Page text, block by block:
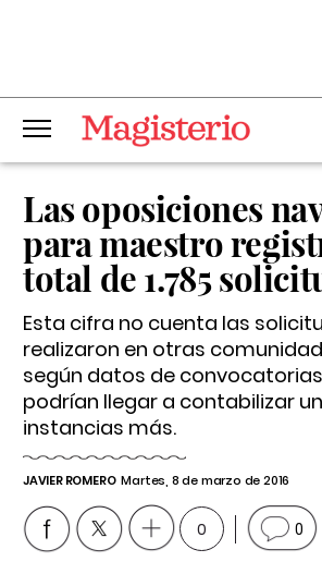
Las oposiciones
para maestro
total de 1.785
Esta cifra no cuenta las
realizaron en otras
según datos de
podrían llegar a contabilizar
instancias más.
JAVIER ROMERO Martes, 8 de marzo de 2016
0 0